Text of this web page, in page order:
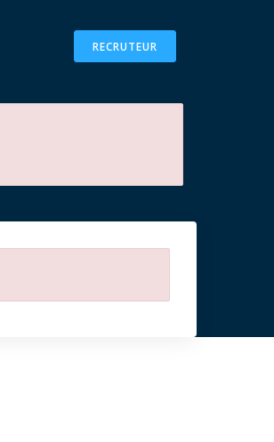
RECRUTEUR